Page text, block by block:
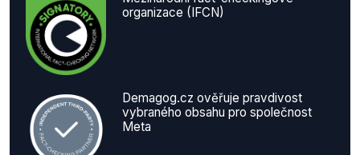
organizace (IFCN)
Demagog.cz ověřuje pravdivost
vybraného obsahu pro společnost
Meta